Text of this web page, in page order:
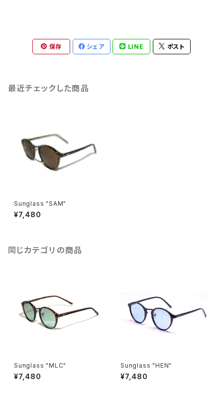
保存 シェア LINE ポスト
最近チェックした商品
Sunglass "SAM"
¥7,480
同じカテゴリの商品
Sunglass "MLC"
¥7,480
Sunglass "HEN"
¥7,480